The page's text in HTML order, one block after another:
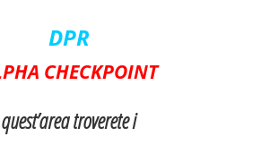
DPR
CHECKPOINT
troverete i